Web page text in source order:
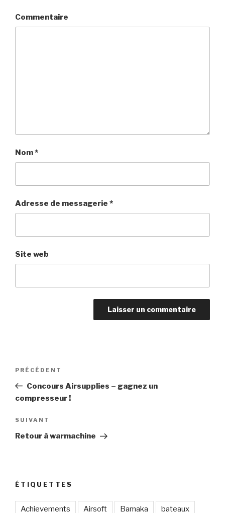
Commentaire
Nom*
Adresse de messagerie *
Site web
Navigation
Article
précédent
PRÉCÉDENT
Concours Airsupplies – gagnez un
compresseur !
Article
suivant
SUIVANT
Retour à warmachine
ÉTIQUETTES
Achievements Airsoft Bamaka bateaux